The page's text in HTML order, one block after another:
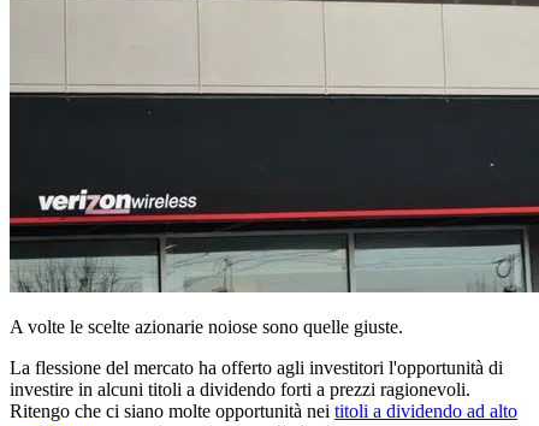
A volte le scelte azionarie noiose sono quelle giuste.
La flessione del mercato ha offerto agli investitori l'opportunità di
investire in alcuni titoli a dividendo forti a prezzi ragionevoli.
Ritengo che ci siano molte opportunità nei titoli a dividendo ad alto